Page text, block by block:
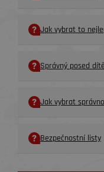
Jak vybrat to
Správný posed
Jak vybrat
Bezpečnostní listy